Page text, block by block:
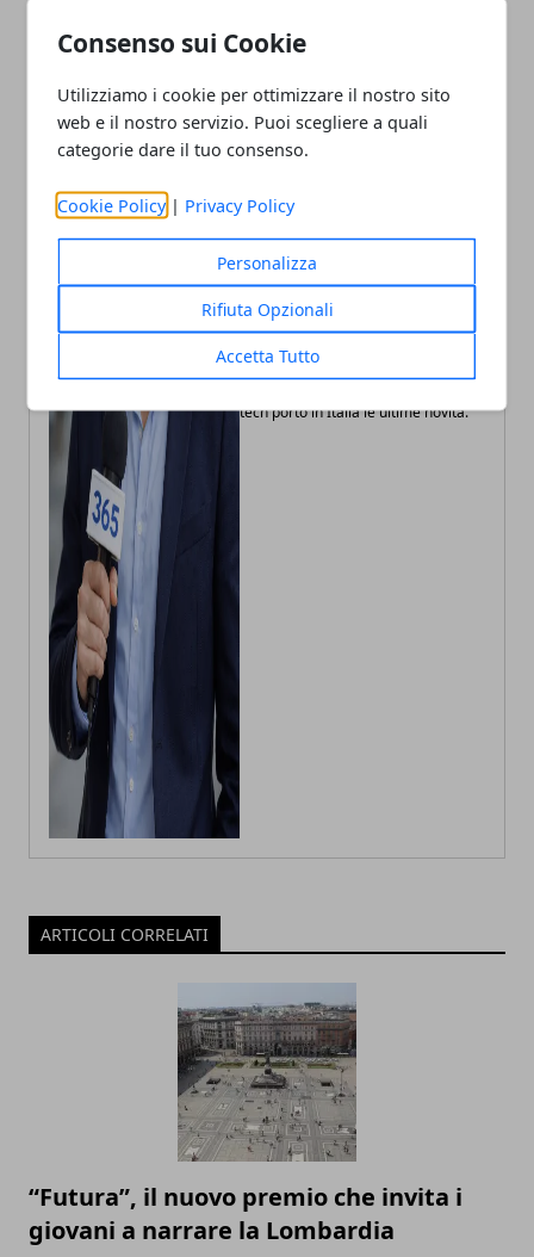
Consenso sui Cookie
Utilizziamo i cookie per ottimizzare il nostro sito
web e il nostro servizio. Puoi scegliere a quali
categorie dare il tuo consenso.
Cookie Policy | Privacy Policy
Personalizza
Rifiuta Opzionali
Accetta Tutto
Andrea Bianchi
tech porto in Italia le ultime novità.
ARTICOLI CORRELATI
“Futura”, il nuovo premio che invita i
giovani a narrare la Lombardia